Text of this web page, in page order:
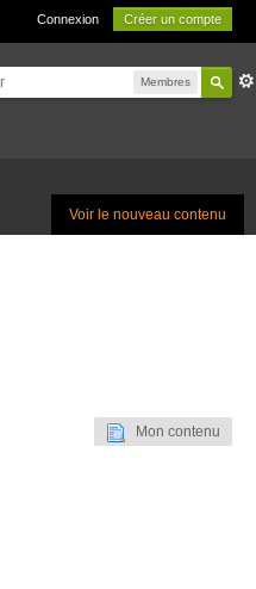
Connexion Créer un compte
Membres
Voir le nouveau contenu
Mon contenu